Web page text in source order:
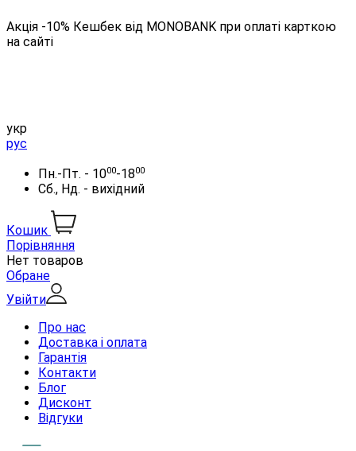
Акція -10% Кешбек від MONOBANK при оплаті карткою
на сайті
укр
рус
Пн.-Пт. - 1000-1800
Сб., Нд. - вихідний
Кошик
Порівняння
Нет товаров
Обране
Увійти
Про нас
Доставка і оплата
Гарантія
Контакти
Блог
Дисконт
Відгуки